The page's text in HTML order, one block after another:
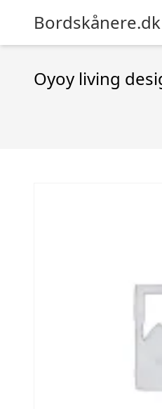
Bordskånere.dk
Oyoy living